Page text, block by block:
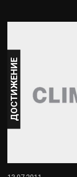
ДОСТИЖЕНИЕ